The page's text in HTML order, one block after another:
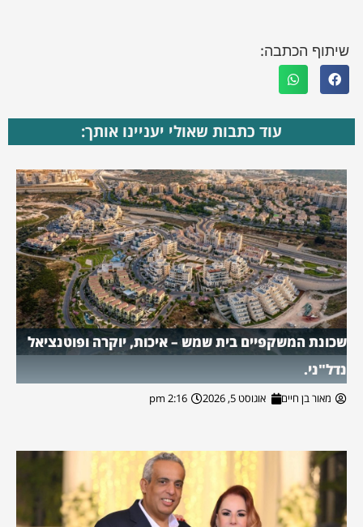
שיתוף הכתבה:
עוד כתבות שאולי יעניינו אותך:
שכונת המשקפיים בית שמש – איכות, יוקרה ופוטנציאל
נדל"ני.
מאור בן חיים אוגוסט 5, 2026 2:16 pm